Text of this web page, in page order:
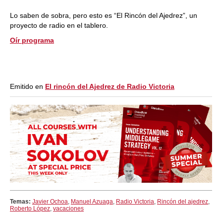
Lo saben de sobra, pero esto es “El Rincón del Ajedrez”, un
proyecto de radio en el tablero.
Oír programa
Emitido en El rincón del Ajedrez de Radio Victoria
Temas: Javier Ochoa Manuel Azuaga Radio Victoria Rincón del ajedrez
Roberto López vacaciones